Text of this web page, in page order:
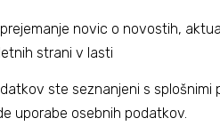
novic o novostih,
strani v lasti
ste seznanjeni s splošnimi
uporabe osebnih podatkov.